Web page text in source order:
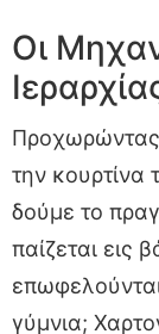
Οι
Προχωρώντας
την κουρτίνα
δούμε το
παίζεται εις
γύμνια;